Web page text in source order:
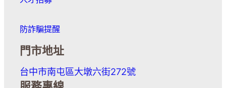
防詐騙提醒
門市地址
台中市南屯區大墩六街272號